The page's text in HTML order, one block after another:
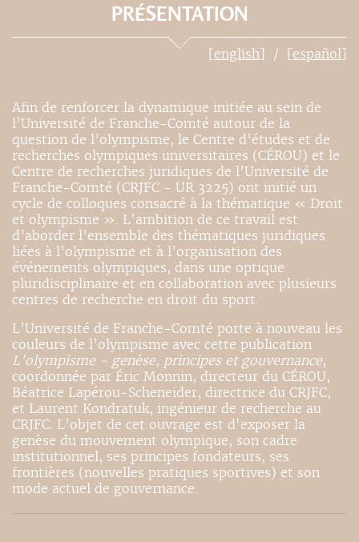
PRÉSENTATION
[english] [español]
Afin de renforcer la dynamique initiée au sein de
l’Université de Franche-Comté autour de la
question de l’olympisme, le Centre d’études et de
recherches olympiques universitaires (CÉROU) et le
Centre de recherches juridiques de l’Université de
Franche-Comté (CRJFC - UR 3225) ont initié un
cycle de colloques consacré à la thématique « Droit
et olympisme ». L’ambition de ce travail est
d’aborder l’ensemble des thématiques juridiques
liées à l’olympisme et à l’organisation des
événements olympiques, dans une optique
pluridisciplinaire et en collaboration avec plusieurs
centres de recherche en droit du sport.
L’Université de Franche-Comté porte à nouveau les
couleurs de l’olympisme avec cette publication
L'olympisme - genèse, principes et gouvernance,
coordonnée par Éric Monnin, directeur du CÉROU,
Béatrice Lapérou-Scheneider, directrice du CRJFC,
et Laurent Kondratuk, ingénieur de recherche au
CRJFC. L’objet de cet ouvrage est d'exposer la
genèse du mouvement olympique, son cadre
institutionnel, ses principes fondateurs, ses
frontières (nouvelles pratiques sportives) et son
mode actuel de gouvernance.